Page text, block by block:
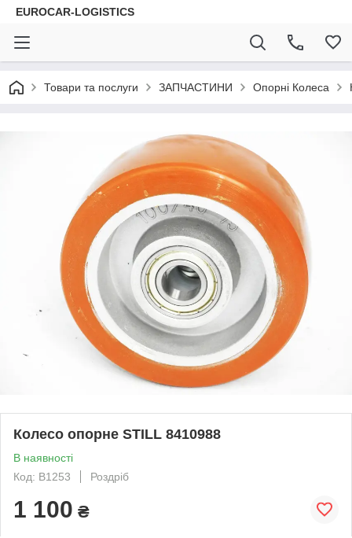
EUROCAR-LOGISTICS
Товари та послуги ЗАПЧАСТИНИ Опорні Колеса
Колесо опорне STILL 8410988
В наявності
Код: В1253
Роздріб
1 100 ₴